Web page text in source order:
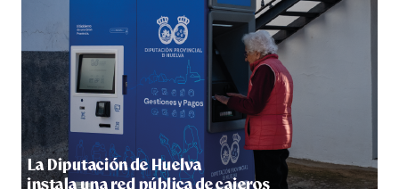
5º DÍA DE LAS FIESTAS COLOMBINAS 2026
hace 4 días·Huelvatv